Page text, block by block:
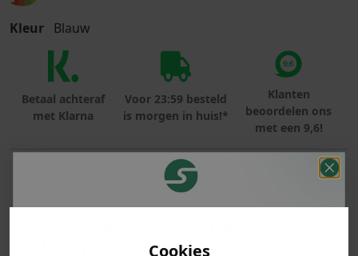
Cookies
Kleur Blauw
Betaal achteraf
met Klarna
Voor 23:59 besteld
is morgen in huis!*
Klanten
beoordelen ons
met een 9,6!
PRODUCTINFORMATIE
MATERIAAL & WASVOORSCHRIFT
korting ontvangen!